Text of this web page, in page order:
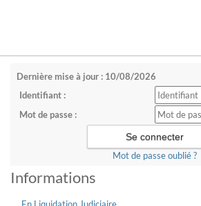
Dernière mise à jour : 10/08/2026
Identifiant :
Mot de passe :
Mot de passe oublié ?
Informations